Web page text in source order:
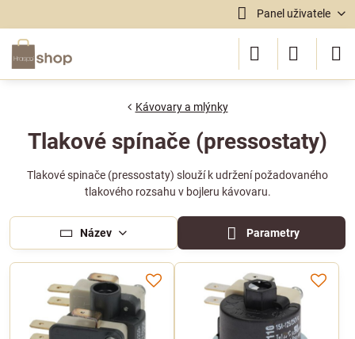
Panel uživatele
Kávovary a mlýnky
Tlakové spínače (pressostaty)
Tlakové spinače (pressostaty) slouží k udržení požadovaného
tlakového rozsahu v bojleru kávovaru.
Název Parametry